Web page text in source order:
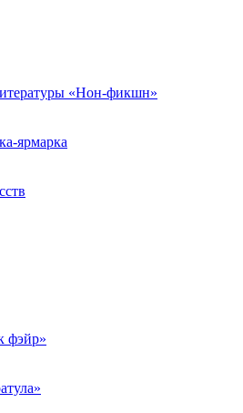
«Нон-фикшн»
ярмарка
фэйр»